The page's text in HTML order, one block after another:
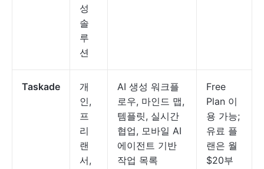
성
솔
루
션
Taskade
개
인,
프
리
랜
서,
AI 생성 워크플
로우, 마인드 맵,
템플릿, 실시간
협업, 모바일 AI
에이전트 기반
작업 목록
Free
Plan 이
용 가능;
유료 플
랜은 월
$20부